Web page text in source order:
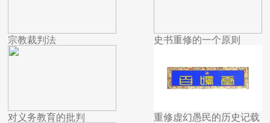
宗教裁判法
对义务教育的批判
史书重修的一个原则
重修虚幻愚民的历史记载